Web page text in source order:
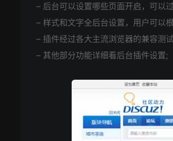
– 后台可以设置哪些页面开启，可以
– 样式和文字全后台设置，用户可以
– 插件经过各大主流浏览器的兼容测
– 其他部分功能详细看后台插件设置;